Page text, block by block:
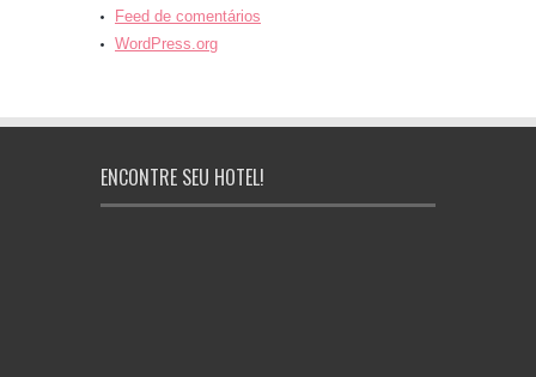
Feed de comentários
WordPress.org
ENCONTRE SEU HOTEL!